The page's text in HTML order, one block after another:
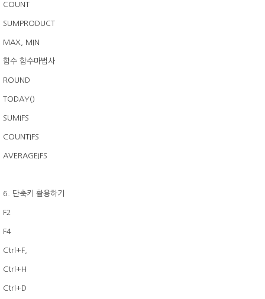
COUNT
SUMPRODUCT
MAX, MIN
함수 함수마법사
ROUND
TODAY()
SUMIFS
COUNTIFS
AVERAGEIFS
6. 단축키 활용하기
F2
F4
Ctrl+F,
Ctrl+H
Ctrl+D